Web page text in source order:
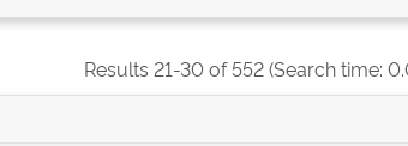
Results 21-30 of 552 (Search time: